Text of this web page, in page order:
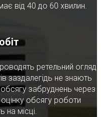
від 40 до 60 хвилин.
ретельний огляд
заздалегідь не знають
забруднень через
обсягу роботи
на місці.